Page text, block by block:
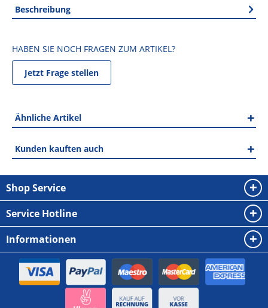
Beschreibung
HABEN SIE NOCH FRAGEN ZUM ARTIKEL?
Jetzt Frage stellen
Ähnliche Artikel
Kunden kauften auch
Shop Service
Service Hotline
Informationen